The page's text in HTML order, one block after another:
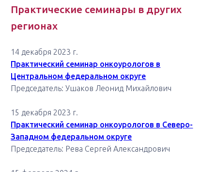
Практические семинары в других
регионах
14 декабря 2023 г.
Практический семинар онкоурологов в
Центральном федеральном округе
Председатель: Ушаков Леонид Михайлович
15 декабря 2023 г.
Практический семинар онкоурологов в Северо-
Западном федеральном округе
Председатель: Рева Сергей Александрович